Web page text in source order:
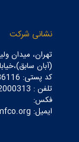
نشانی شرکت
تهران، میدان
(آبان
کد پستی: 1598686116
تلفن : 92000313-021
فکس:
ایمیل: info{{at}}tmfco.org